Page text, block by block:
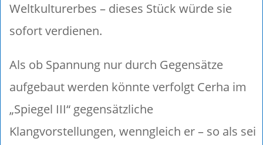
Weltkulturerbes – dieses Stück würde sie
sofort verdienen.
Als ob Spannung nur durch Gegensätze
aufgebaut werden könnte verfolgt Cerha im
„Spiegel III“ gegensätzliche
Klangvorstellungen, wenngleich er – so als sei